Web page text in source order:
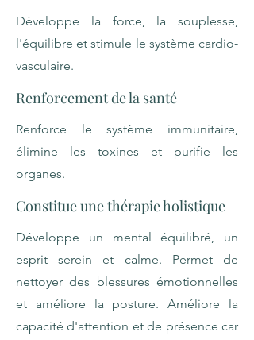
Développe la force, la souplesse,
l'équilibre et stimule le système cardio-
vasculaire.
Renforcement de la santé
Renforce le système immunitaire,
élimine les toxines et purifie les
organes.
Constitue une thérapie holistique
Développe un mental équilibré, un
esprit serein et calme. Permet de
nettoyer des blessures émotionnelles
et améliore la posture. Améliore la
capacité d'attention et de présence car